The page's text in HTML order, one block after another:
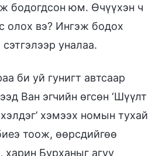
бодогдсон юм. Өчүүхэн ч
олох вэ? Ингэж бодох
уналаа.
би уй гунигт автсаар
Ван эгчийн өгсөн ‘Шүүлт
хэмээх номын тухай
тоож, өөрсдийгөө
харин Бурханыг агуу